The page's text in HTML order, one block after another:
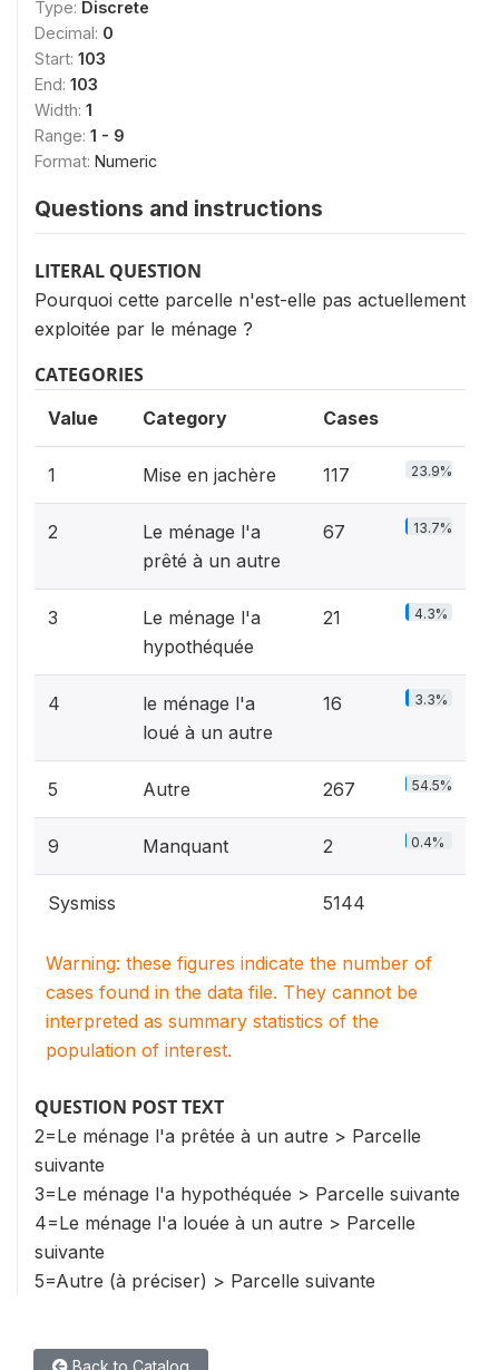
Type: Discrete
Decimal: 0
Start: 103
End: 103
Width: 1
Range: 1 - 9
Format: Numeric
Questions and instructions
LITERAL QUESTION
Pourquoi cette parcelle n'est-elle pas actuellement
exploitée par le ménage ?
CATEGORIES
Value Category Cases
1 Mise en jachère 117 23.9%
2
Le ménage l'a
prêté à un autre
67 13.7%
3
Le ménage l'a
hypothéquée
21 4.3%
4
le ménage l'a
loué à un autre
16 3.3%
5 Autre 267 54.5%
9 Manquant 2 0.4%
Sysmiss 5144
Warning: these figures indicate the number of
cases found in the data file. They cannot be
interpreted as summary statistics of the
population of interest.
QUESTION POST TEXT
2=Le ménage l'a prêtée à un autre > Parcelle
suivante
3=Le ménage l'a hypothéquée > Parcelle suivante
4=Le ménage l'a louée à un autre > Parcelle
suivante
5=Autre (à préciser) > Parcelle suivante
Back to Catalog